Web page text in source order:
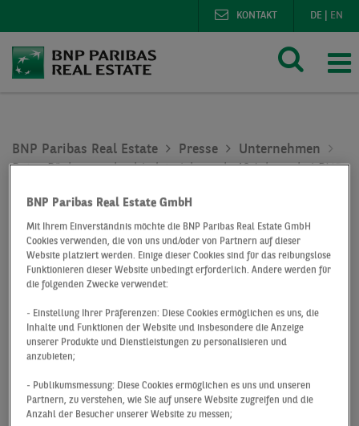
DE EN
KONTAKT
BNP Paribas Real Estate Presse
Unternehmen
Peter Rösler verabschiedet sich nach 40 Jahren bei BNP
Peter Rösler
verabschiedet sich
nach 40 Jahren bei
BNP Paribas Real
Estate in den
Ruhestand
BNP Paribas Real Estate GmbH
Mit Ihrem Einverständnis möchte die BNP Paribas Real Estate GmbH
Cookies verwenden, die von uns und/oder von Partnern auf dieser
Website platziert werden. Einige dieser Cookies sind für das reibungslose
Funktionieren dieser Website unbedingt erforderlich. Andere werden für
die folgenden Zwecke verwendet:
- Einstellung Ihrer Präferenzen: Diese Cookies ermöglichen es uns, die
Inhalte und Funktionen der Website und insbesondere die Anzeige
unserer Produkte und Dienstleistungen zu personalisieren und
anzubieten;
- Publikumsmessung: Diese Cookies ermöglichen es uns und unseren
Partnern, zu verstehen, wie Sie auf unsere Website zugreifen und die
Anzahl der Besucher unserer Website zu messen;